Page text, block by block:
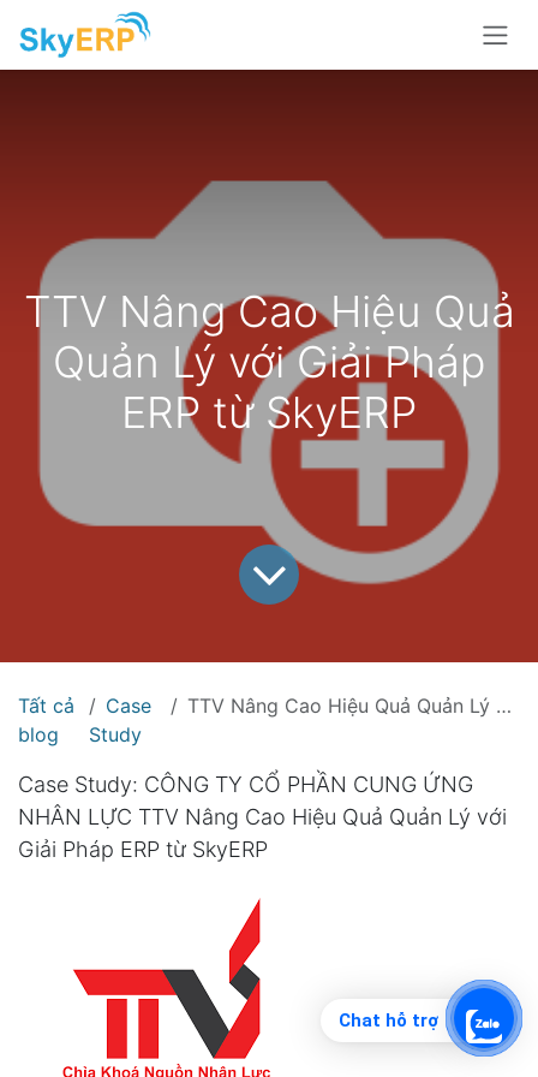
Skip to Content
TTV Nâng Cao Hiệu Quả
Quản Lý với Giải Pháp
ERP từ SkyERP
Tất cả
blog
Case
Study
TTV Nâng Cao Hiệu Quả Quản Lý với Giải Pháp ERP từ SkyERP
Case Study: CÔNG TY CỔ PHẦN CUNG ỨNG
NHÂN LỰC TTV Nâng Cao Hiệu Quả Quản Lý với
Giải Pháp ERP từ SkyERP
Chat hỗ trợ